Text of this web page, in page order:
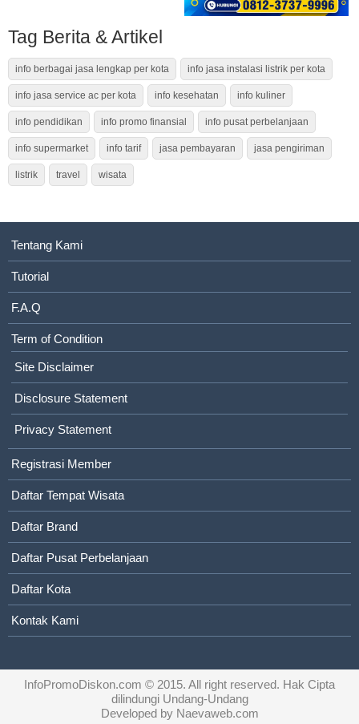
Tag Berita & Artikel
info berbagai jasa lengkap per kota info jasa instalasi listrik per kota
info jasa service ac per kota info kesehatan info kuliner
info pendidikan info promo finansial info pusat perbelanjaan
info supermarket info tarif jasa pembayaran jasa pengiriman
listrik travel wisata
Tentang Kami
Tutorial
F.A.Q
Term of Condition
Site Disclaimer
Disclosure Statement
Privacy Statement
Registrasi Member
Daftar Tempat Wisata
Daftar Brand
Daftar Pusat Perbelanjaan
Daftar Kota
Kontak Kami
InfoPromoDiskon.com © 2015. All right reserved. Hak Cipta
dilindungi Undang-Undang
Developed by Naevaweb.com